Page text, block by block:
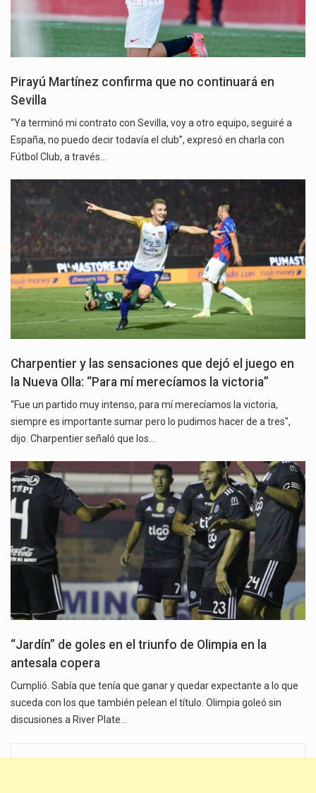
Pirayú Martínez confirma que no continuará en
Sevilla
“Ya terminó mi contrato con Sevilla, voy a otro equipo, seguiré a
España, no puedo decir todavía el club”, expresó en charla con
Fútbol Club, a través…
Charpentier y las sensaciones que dejó el juego en
la Nueva Olla: “Para mí merecíamos la victoria”
“Fue un partido muy intenso, para mí merecíamos la victoria,
siempre es importante sumar pero lo pudimos hacer de a tres",
dijo. Charpentier señaló que los…
“Jardín” de goles en el triunfo de Olimpia en la
antesala copera
Cumplió. Sabía que tenía que ganar y quedar expectante a lo que
suceda con los que también pelean el título. Olimpia goleó sin
discusiones a River Plate…